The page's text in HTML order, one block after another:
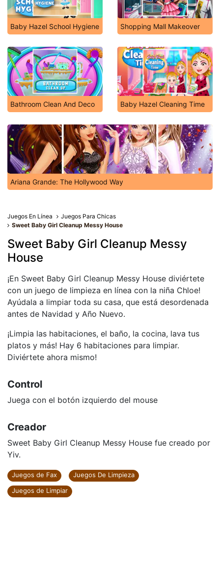
Baby Hazel School Hygiene Shopping Mall Makeover
Bathroom Clean And Deco Baby Hazel Cleaning Time
Ariana Grande: The Hollywood Way
Juegos En Línea
Juegos Para Chicas
Sweet Baby Girl Cleanup Messy House
Sweet Baby Girl Cleanup Messy
House
¡En Sweet Baby Girl Cleanup Messy House diviértete
con un juego de limpieza en línea con la niña Chloe!
Ayúdala a limpiar toda su casa, que está desordenada
antes de Navidad y Año Nuevo.
¡Limpia las habitaciones, el baño, la cocina, lava tus
platos y más! Hay 6 habitaciones para limpiar.
Diviértete ahora mismo!
Control
Juega con el botón izquierdo del mouse
Creador
Sweet Baby Girl Cleanup Messy House fue creado por
Yiv.
Juegos de Fax
Juegos De Limpieza
Juegos de Limpiar